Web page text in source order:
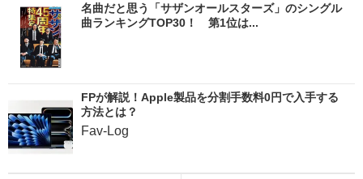
名曲だと思う「サザンオールスターズ」のシングル
曲ランキングTOP30！ 第1位は...
FPが解説！Apple製品を分割手数料0円で入手する
方法とは？
Fav-Log